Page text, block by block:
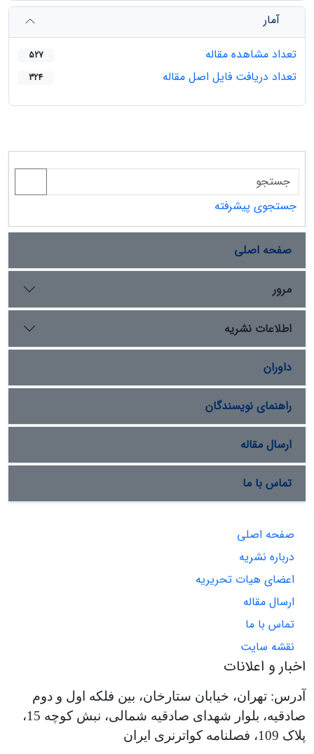
آمار
تعداد مشاهده مقاله
527
تعداد دریافت فایل اصل مقاله 324
جستجوی پیشرفته
صفحه اصلی
مرور
اطلاعات نشریه
داوران
راهنمای نویسندگان
ارسال مقاله
تماس با ما
صفحه اصلی
درباره نشریه
اعضای هیات تحریریه
ارسال مقاله
تماس با ما
نقشه سایت
اخبار و اعلانات
آدرس: تهران، خیابان ستارخان، بین فلکه اول و دوم
صادقیه، بلوار شهدای صادقیه شمالی، نبش کوچه 15،
پلاک 109، فصلنامه کواترنری ایران